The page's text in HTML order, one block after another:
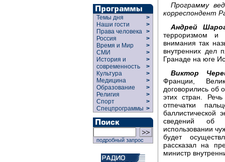
Темы дня
>
Наши гости
>
Права человека >
Россия
>
Время и Мир
>
СМИ
>
История и
современность
>
>
Культура
>
Медицина
>
Образование
>
Религия
>
Спорт
>
Спецпрограммы >
подробный запрос
Программу
корреспондент
Андрей
терроризмом и
внимания так
внутренних дел
Гранаде на юге
Виктор
Франции,
договорились
этих стран.
отпечатки
баллистической
сведений об
использовании
будет
рассказал на
министр